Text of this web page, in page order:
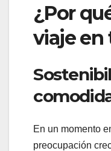
¿Por
viaje en
En un momento
preocupación